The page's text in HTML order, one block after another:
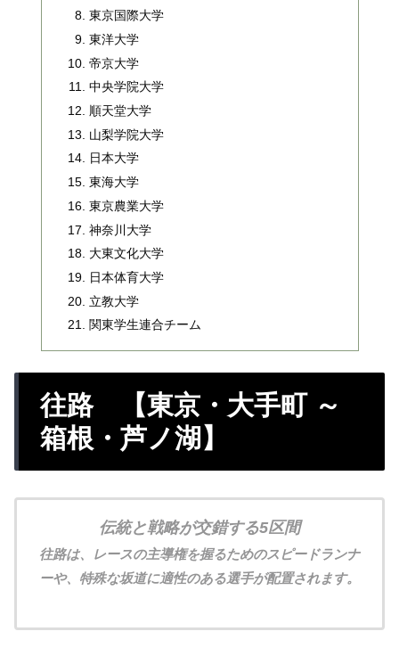
東京国際大学
東洋大学
帝京大学
中央学院大学
順天堂大学
山梨学院大学
日本大学
東海大学
東京農業大学
神奈川大学
大東文化大学
日本体育大学
立教大学
関東学生連合チーム
往路 【東京・大手町 ～
箱根・芦ノ湖】
伝統と戦略が交錯する5区間
往路は、レースの主導権を握るためのスピードランナ
ーや、特殊な坂道に適性のある選手が配置されます。